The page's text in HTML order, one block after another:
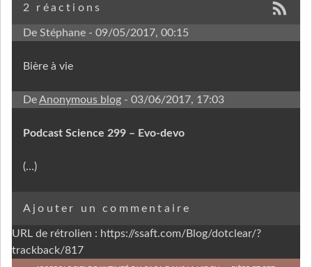
2 réactions
De Stéphane - 09/05/2017, 00:15
Bière à vie
DeAnonymous blog - 03/06/2017, 17:03
Podcast Science 299 – Evo-devo
(…)
Ajouter un commentaire
URL de rétrolien : https://ssaft.com/Blog/dotclear/?
trackback/817